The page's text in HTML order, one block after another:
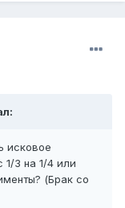
исковое
1/3 на 1/4 или
(Брак со